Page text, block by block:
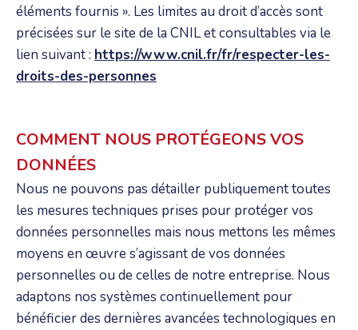
éléments fournis ». Les limites au droit d’accès sont
précisées sur le site de la CNIL et consultables via le
lien suivant : https://www.cnil.fr/fr/respecter-les-
droits-des-personnes
COMMENT NOUS PROTÉGEONS VOS
DONNÉES
Nous ne pouvons pas détailler publiquement toutes
les mesures techniques prises pour protéger vos
données personnelles mais nous mettons les mêmes
moyens en œuvre s’agissant de vos données
personnelles ou de celles de notre entreprise. Nous
adaptons nos systèmes continuellement pour
bénéficier des dernières avancées technologiques en